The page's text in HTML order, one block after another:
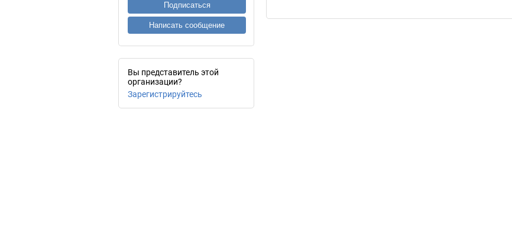
Подписаться
Написать сообщение
Вы представитель этой
организации?
Зарегистрируйтесь